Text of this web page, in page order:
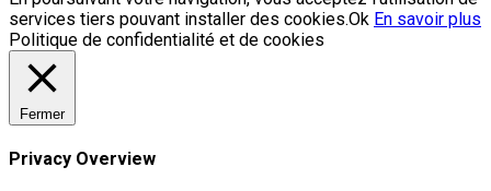
services tiers pouvant installer des cookies.Ok En savoir plus
Politique de confidentialité et de cookies
Fermer
Privacy Overview